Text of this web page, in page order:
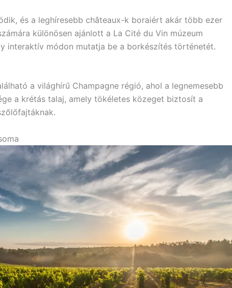
és a leghíresebb châteaux-k boraiért akár több ezer
különösen ajánlott a La Cité du Vin múzeum
interaktív módon mutatja be a borkészítés történetét.
a világhírű Champagne régió, ahol a legnemesebb
a krétás talaj, amely tökéletes közeget biztosít a